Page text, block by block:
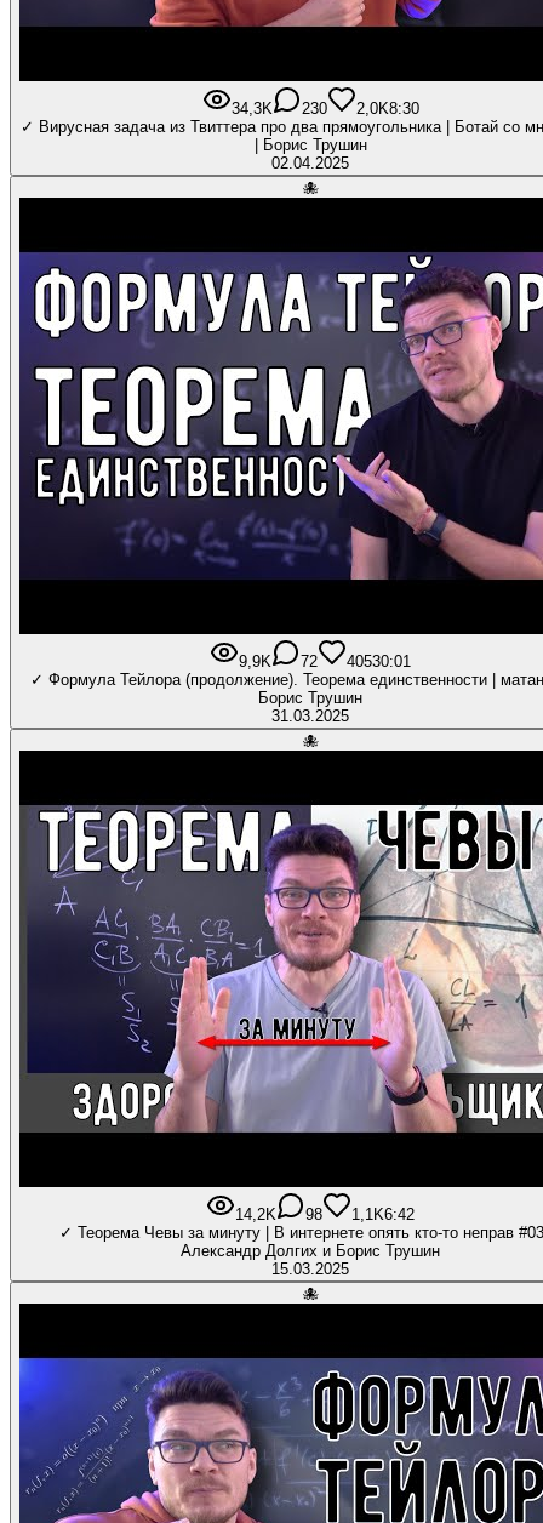
34,3K 230 2,0K8:30
✓ Вирусная задача из Твиттера про два прямоугольника | Ботай со
| Борис Трушин
02.04.2025
🐙
9,9K 72 40530:01
✓ Формула Тейлора (продолжение). Теорема единственности |
Борис Трушин
31.03.2025
🐙
14,2K 98 1,1K6:42
✓ Теорема Чевы за минуту | В интернете опять кто-то неправ
Александр Долгих и Борис Трушин
15.03.2025
🐙